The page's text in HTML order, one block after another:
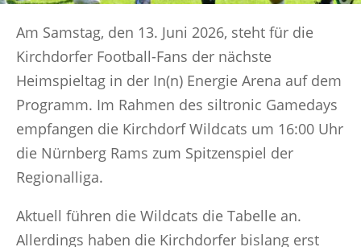
Am Samstag, den 13. Juni 2026, steht für die
Kirchdorfer Football-Fans der nächste
Heimspieltag in der In(n) Energie Arena auf dem
Programm. Im Rahmen des siltronic Gamedays
empfangen die Kirchdorf Wildcats um 16:00 Uhr
die Nürnberg Rams zum Spitzenspiel der
Regionalliga.
Aktuell führen die Wildcats die Tabelle an.
Allerdings haben die Kirchdorfer bislang erst